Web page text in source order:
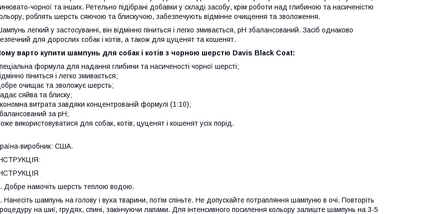
чорної та інших. Ретельно підібрані добавки у складі засобу, крім роботи над глибиною та насиченістю
роблять шерсть сяючою та блискучою, забезпечують відмінне очищення та зволоження.
легкий у застосуванні, він відмінно піниться і легко змивається, рН збалансований. Засіб однаково
для дорослих собак і котів, а також для цуценят та кошенят.
варто купити шампунь для собак і котів з чорною шерстю Davis Black Coat:
формула для надання глибини та насиченості чорної шерсті;
піниться і легко змивається;
очищає та зволожує шерсть;
сяйва та блиску;
витрата завдяки концентрованій формулі (1:10);
за рН;
використовуватися для собак, котів, цуценят і кошенят усіх порід.
виробник: США.
Добре намочіть шерсть теплою водою.
Нанесіть шампунь на голову і вуха тварини, потім спіньте. Не допускайте потрапляння шампуню в очі. Повторіть
на шиї, грудях, спині, закінчуючи лапами. Для інтенсивного посилення кольору залиште шампунь на 3-5